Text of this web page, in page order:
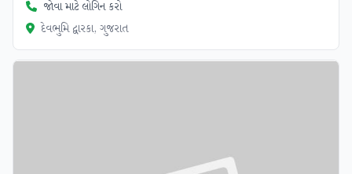
જોવા માટે લોગિન કરો
દેવભુમિ દ્વારકા, ગુજરાત